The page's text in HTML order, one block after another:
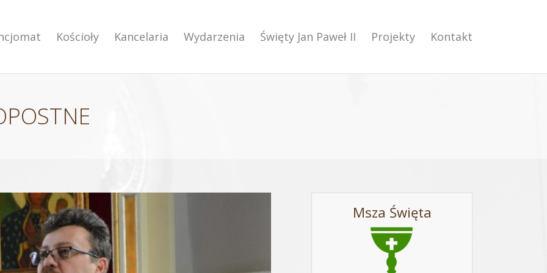
Kościoły Kancelaria Wydarzenia Święty Jan Paweł II Projekty Kontakt
Msza Święta